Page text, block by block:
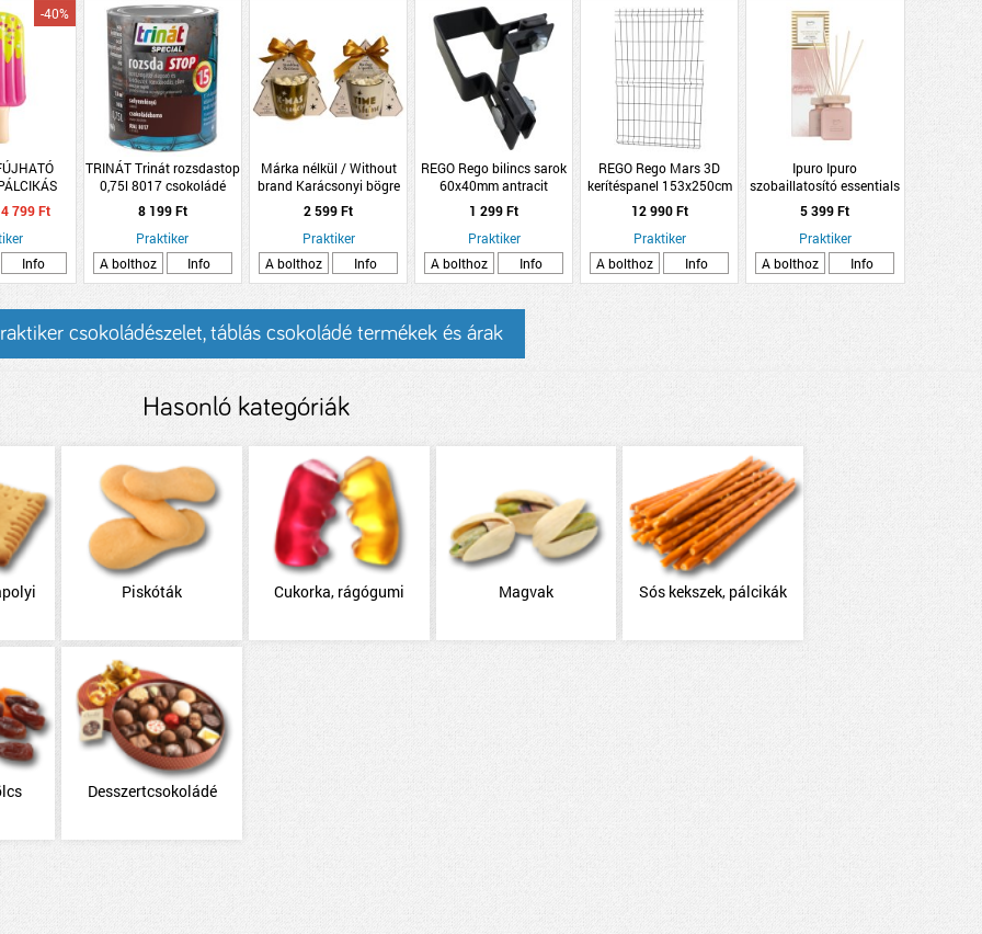
-40%
4 799 Ft
Info
TRINÁT Trinát rozsdastop
0,75l 8017 csokoládé
barna selyemfényű
8 199 Ft
Praktiker
A bolthoz
Info
Márka nélkül / Without
brand Karácsonyi bögre
forró csokoládé mixxel és
pillecukorral 2-féle
2 599 Ft
Praktiker
A bolthoz
Info
REGO Rego bilincs sarok
60x40mm antracit
RAL7016
1 299 Ft
Praktiker
A bolthoz
Info
REGO Rego Mars 3D
kerítéspanel 153x250cm
antracit
12 990 Ft
Praktiker
A bolthoz
Info
Ipuro Ipuro
szobaillatosító essentials
&quot;time for a
hug&quot; 100ml
5 399 Ft
Praktiker
A bolthoz
Info
csokoládészelet, táblás csokoládé termékek és árak
Hasonló kategóriák
Piskóták Cukorka, rágógumi Magvak Sós kekszek, pálcikák
Desszertcsokoládé